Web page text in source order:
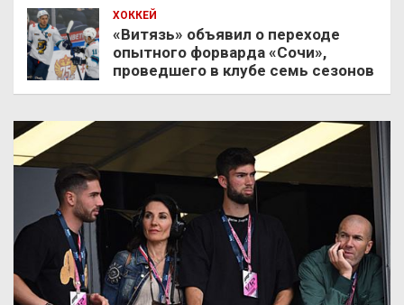
ХОККЕЙ
«Витязь» объявил о переходе
опытного форварда «Сочи»,
проведшего в клубе семь сезонов